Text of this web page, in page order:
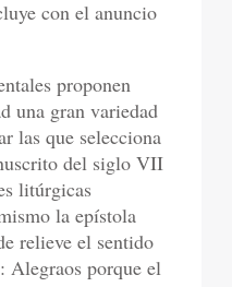
con el anuncio
proponen
una gran variedad
las que selecciona
del siglo VII
litúrgicas
la epístola
relieve el sentido
Alegraos porque el